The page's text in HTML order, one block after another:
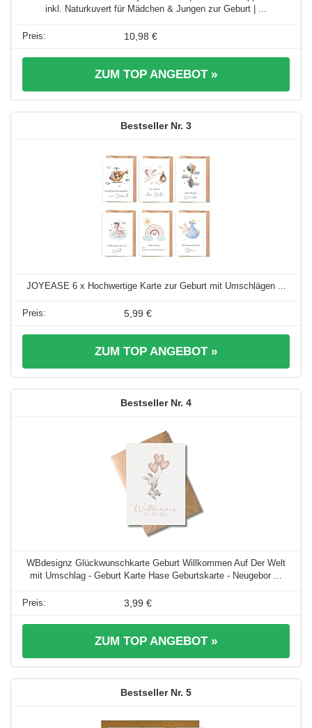
inkl. Naturkuvert für Mädchen & Jungen zur Geburt | ...
10,98 €
ZUM TOP ANGEBOT »
3
JOYEASE 6 x Hochwertige Karte zur Geburt mit Umschlägen ...
5,99 €
ZUM TOP ANGEBOT »
4
WBdesignz Glückwunschkarte Geburt Willkommen Auf Der Welt
mit Umschlag - Geburt Karte Hase Geburtskarte - Neugebor ...
3,99 €
ZUM TOP ANGEBOT »
5